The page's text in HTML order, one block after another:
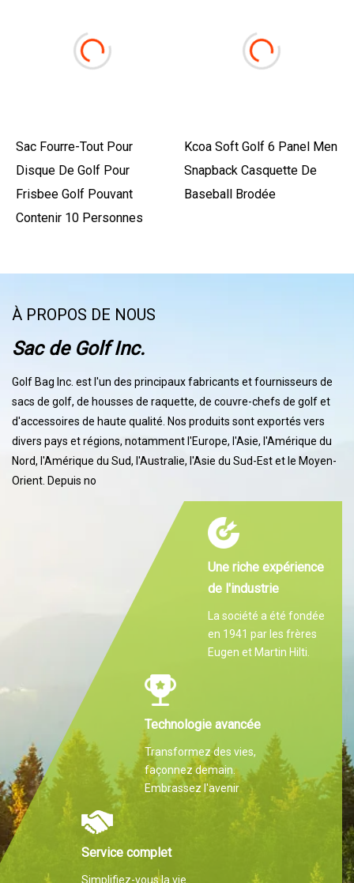
Sac Fourre-Tout Pour
Disque De Golf Pour
Frisbee Golf Pouvant
Contenir 10 Personnes
Kcoa Soft Golf 6 Panel Men
Snapback Casquette De
Baseball Brodée
À PROPOS DE NOUS
Sac de Golf Inc.
Golf Bag Inc. est l'un des principaux fabricants et fournisseurs de
sacs de golf, de housses de raquette, de couvre-chefs de golf et
d'accessoires de haute qualité. Nos produits sont exportés vers
divers pays et régions, notamment l'Europe, l'Asie, l'Amérique du
Nord, l'Amérique du Sud, l'Australie, l'Asie du Sud-Est et le Moyen-
Orient. Depuis no
Une riche expérience
de l'industrie
La société a été fondée
en 1941 par les frères
Eugen et Martin Hilti.
Technologie avancée
Transformez des vies,
façonnez demain.
Embrassez l'avenir
Service complet
Simplifiez-vous la vie.